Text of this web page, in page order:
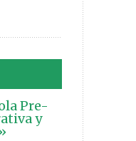
Pre-
y